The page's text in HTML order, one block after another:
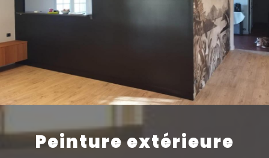
Peinture extérieure